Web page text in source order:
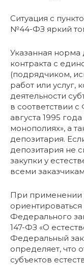
Ситуация с
№44-ФЗ яркий
Указанная норма
контракта с
(подрядчиком,
работ или услуг,
деятельности
в соответствии
августа 1995
монополиях», а
депозитария.
депозитария не
закупки у
всеми
При применении
ориентироваться
Федерального
147-ФЗ «О
Федеральный
определяет, что
субъектов